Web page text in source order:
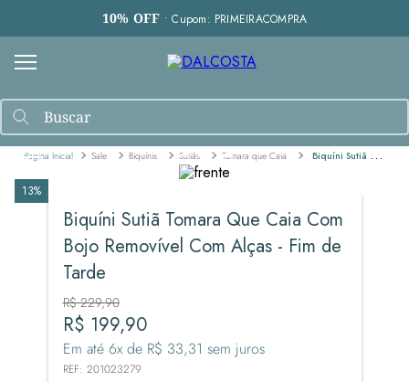
10% OFF • Cupom: PRIMEIRACOMPRA
Sale Biquínis Sutiãs Tomara que Caia Biquíni Sutiã Tomara Que Caia Com Bojo Removível Com Alças - Fim de Tarde
13%
Biquíni Sutiã Tomara Que Caia Com
Bojo Removível Com Alças - Fim de
Tarde
R$ 229,90
R$ 199,90
Em até 6x de R$ 33,31 sem juros
REF: 201023279